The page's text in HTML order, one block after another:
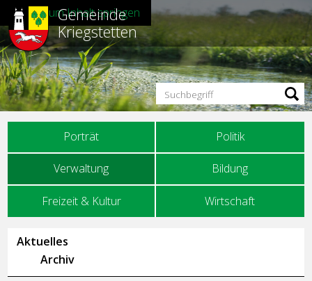
Direkt zum Inhalt springen
Hauptnavigation
Porträt Politik
Verwaltung Bildung
Freizeit & Kultur Wirtschaft
Gemeinde
Kriegstetten
Suchbegriff
Unternavigation
Aktuelles
Archiv